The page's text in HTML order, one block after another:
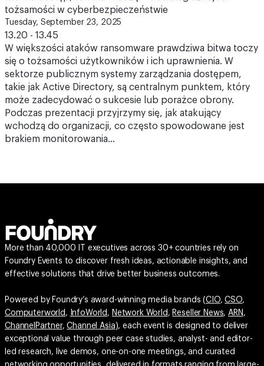
tożsamości w cyberbezpieczeństwie
Tuesday, September 23, 2025
13.20 - 13.45
W większości ataków ransomware prawdziwa bitwa toczy
się o tożsamości użytkowników i ich uprawnienia. W
sektorze publicznym systemy zarządzania dostępem,
takie jak Active Directory, są centralnym punktem, który
może zadecydować o sukcesie lub porażce obrony.
Podczas prezentacji przyjrzymy się, jak atakujący
wchodzą do organizacji, co często spowodowane jest
brakiem monitorowania…
More than 40,000 IT executives across 30+ countries rely on
Foundry Events to discover fresh ideas, actionable insights, and
effective solutions that drive better business outcomes.
Powered by Foundry’s award-winning media brands (CIO,CSO,
Computerworld , InfoWorld , Network World , Reseller News,ARN ,
ChannelPartner,Channel Asia), each event is designed to deliver
exceptional value through peer case studies, analyst- and editor-
led research, live demos, one-on-one meetings, and curated